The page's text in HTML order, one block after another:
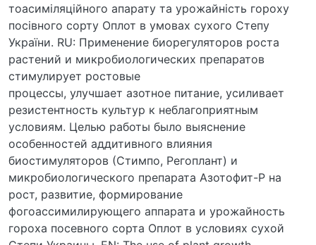
тоасиміляційного апарату та урожайність гороху
посівного сорту Оплот в умовах сухого Степу
України. RU: Применение биорегуляторов роста
растений и микробиологических препаратов
стимулирует ростовые
процессы, улучшает азотное питание, усиливает
резистентность культур к неблагоприятным
условиям. Целью работы было выяснение
особенностей аддитивного влияния
биостимуляторов (Стимпо, Регоплант) и
микробиологического препарата Азотофит-Р на
рост, развитие, формирование
фогоассимилирующего аппарата и урожайность
гороха посевного сорта Оплот в условиях сухой